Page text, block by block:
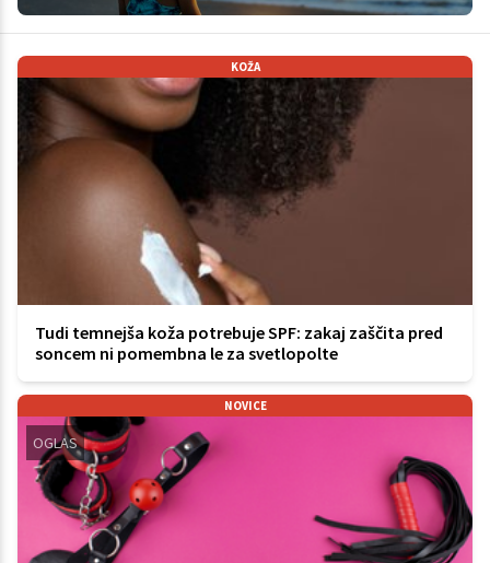
KOŽA
Tudi temnejša koža potrebuje SPF: zakaj zaščita pred
soncem ni pomembna le za svetlopolte
NOVICE
OGLAS